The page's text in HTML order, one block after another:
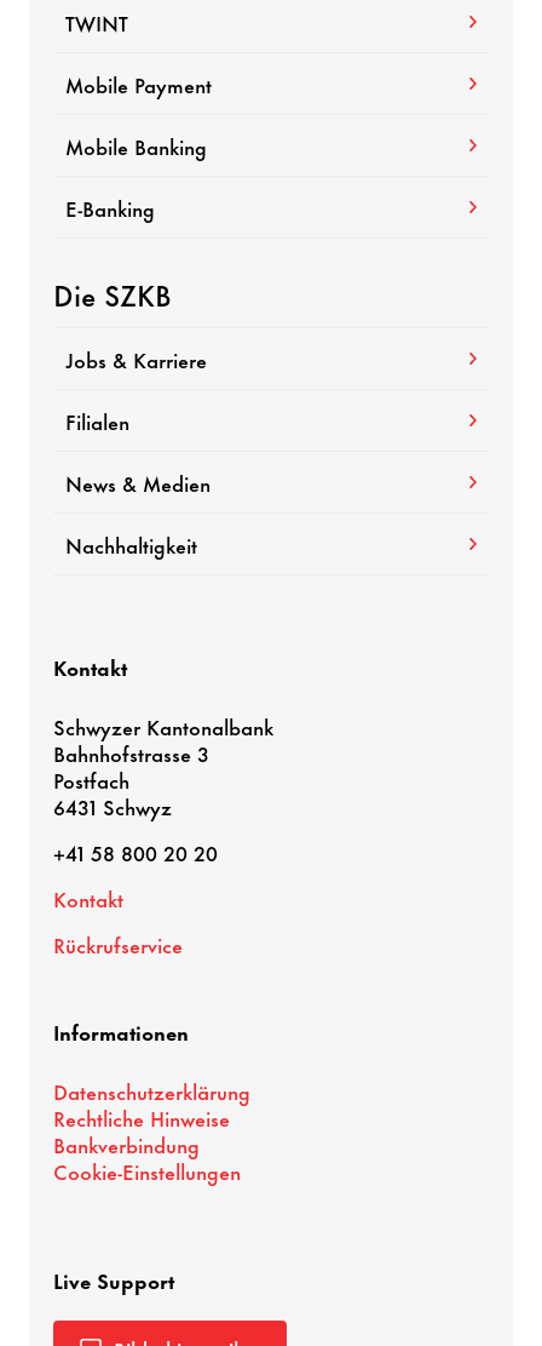
TWINT
Mobile Payment
Mobile Banking
E-Banking
Die SZKB
Jobs & Karriere
Filialen
News & Medien
Nachhaltigkeit
Kontakt
Schwyzer Kantonalbank
Bahnhofstrasse 3
Postfach
6431 Schwyz
+41 58 800 20 20
Kontakt
Rückrufservice
Informationen
Datenschutzerklärung
Rechtliche Hinweise
Bankverbindung
Cookie-Einstellungen
Live Support